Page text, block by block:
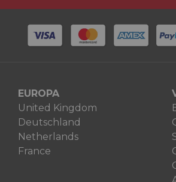
EUROPA
United Kingdom
Deutschland
Netherlands
France